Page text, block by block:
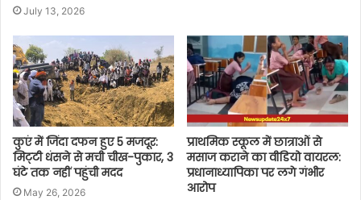
July 13, 2026
कुएं में जिंदा दफन हुए 5 मजदूर:
मिट्‌टी धंसने से मची चीख-पुकार, 3
घंटे तक नहीं पहुंची मदद
May 26, 2026
प्राथमिक स्कूल में छात्राओं से
मसाज कराने का वीडियो वायरल:
प्रधानाध्यापिका पर लगे गंभीर
आरोप